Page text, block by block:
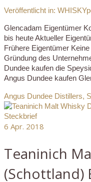
Veröffentlicht in:
Glencadam Eigentümer
bis heute Aktueller
Frühere Eigentümer
Gründung des
Dundee kaufen die
Angus Dundee kaufen
Angus Dundee Distillers,
6 Apr. 2018
Teaninich
(Schottland)